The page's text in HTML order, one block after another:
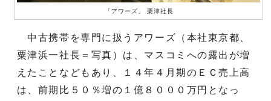
「アワーズ」 栗津社長
中古携帯を専門に扱うアワーズ（本社東京都、
粟津浜一社長＝写真）は、マスコミへの露出が増
えたことなどもあり、１４年４月期のＥＣ売上高
は、前期比５０％増の１億８０００万円となっ